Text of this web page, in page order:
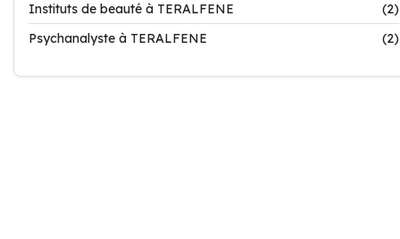
Instituts de beauté à TERALFENE
(2)
Psychanalyste à TERALFENE
(2)